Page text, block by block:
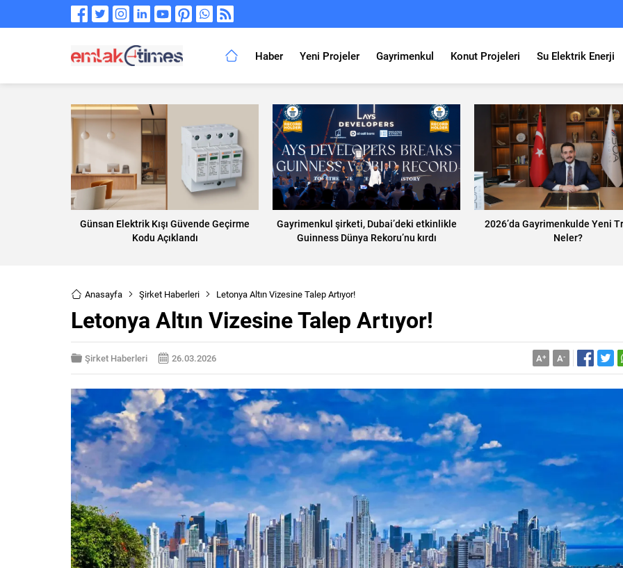
Haber Yeni Projeler Gayrimenkul Konut Projeleri Su Elektrik Enerji
Günsan Elektrik Kışı Güvende Geçirme
Kodu Açıklandı
Gayrimenkul şirketi, Dubai’deki etkinlikle
Guinness Dünya Rekoru’nu kırdı
2026’da Gayrimenkulde Yeni
Neler?
Anasayfa Şirket Haberleri Letonya Altın Vizesine Talep Artıyor!
Letonya Altın Vizesine Talep Artıyor!
Şirket Haberleri 26.03.2026 A+ A-